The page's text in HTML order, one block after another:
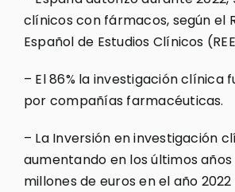
clínicos con fármacos, según el
Español de Estudios Clínicos
– El 86% la investigación clínica
por compañías farmacéuticas.
– La Inversión en investigación
aumentando en los últimos
millones de euros en el año